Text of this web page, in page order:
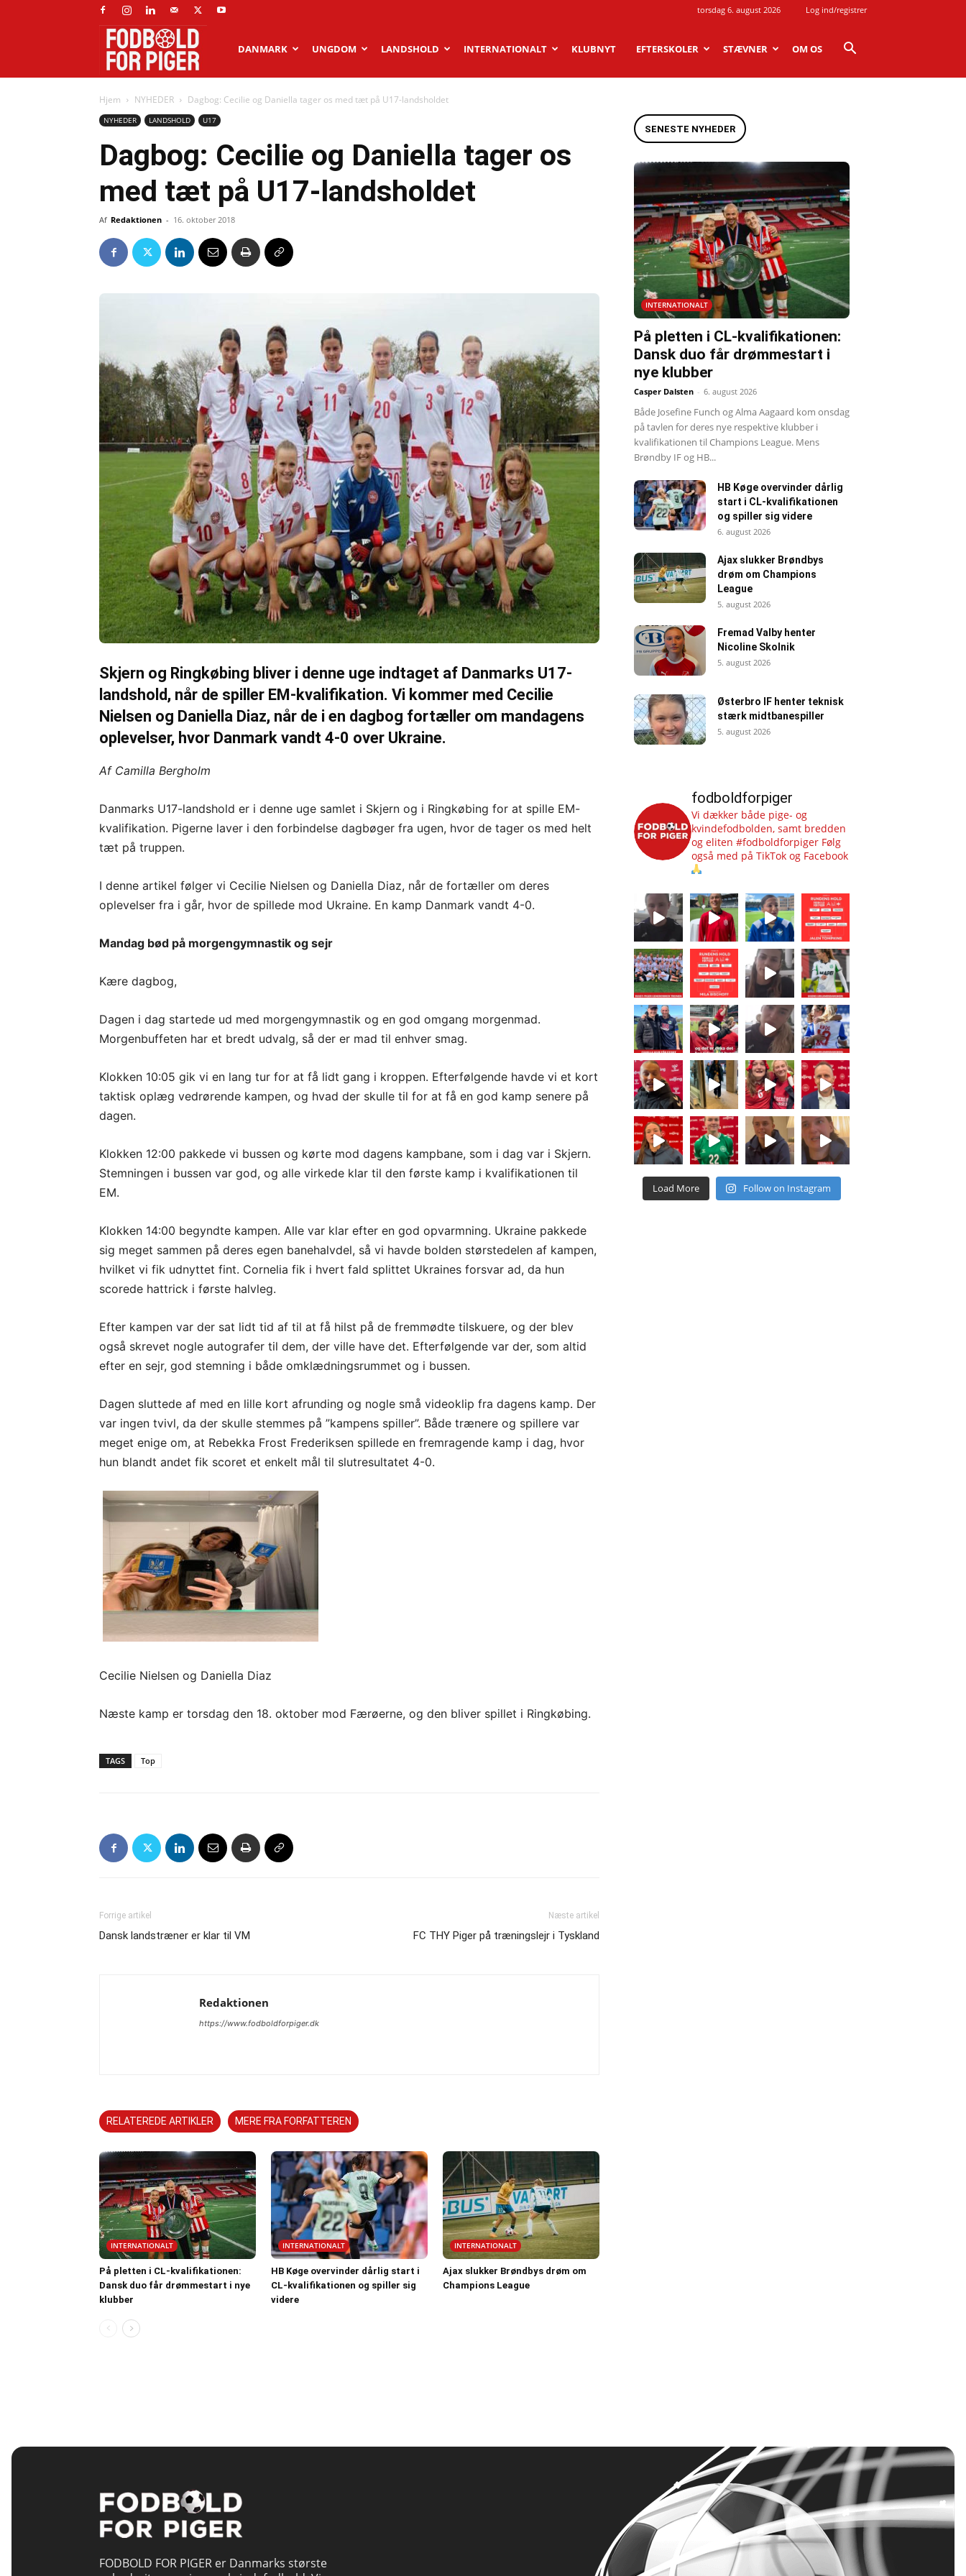
torsdag 6. august 2026 Log ind/registrer
Fodbold
for
piger
DANMARK UNGDOM LANDSHOLD INTERNATIONALT KLUBNYT EFTERSKOLER STÆVNER OM OS
Hjem NYHEDER Dagbog: Cecilie og Daniella tager os med tæt på U17-landsholdet
NYHEDER LANDSHOLD U17
Dagbog: Cecilie og Daniella tager os
med tæt på U17-landsholdet
Af Redaktionen - 16. oktober 2018
Skjern og Ringkøbing bliver i denne uge indtaget af Danmarks U17-
landshold, når de spiller EM-kvalifikation. Vi kommer med Cecilie
Nielsen og Daniella Diaz, når de i en dagbog fortæller om mandagens
oplevelser, hvor Danmark vandt 4-0 over Ukraine.
Af Camilla Bergholm
Danmarks U17-landshold er i denne uge samlet i Skjern og i Ringkøbing for at spille EM-
kvalifikation. Pigerne laver i den forbindelse dagbøger fra ugen, hvor de tager os med helt
tæt på truppen.
I denne artikel følger vi Cecilie Nielsen og Daniella Diaz, når de fortæller om deres
oplevelser fra i går, hvor de spillede mod Ukraine. En kamp Danmark vandt 4-0.
Mandag bød på morgengymnastik og sejr
Kære dagbog,
Dagen i dag startede ud med morgengymnastik og en god omgang morgenmad.
Morgenbuffeten har et bredt udvalg, så der er mad til enhver smag.
Klokken 10:05 gik vi en lang tur for at få lidt gang i kroppen. Efterfølgende havde vi et kort
taktisk oplæg vedrørende kampen, og hvad der skulle til for at få en god kamp senere på
dagen.
Klokken 12:00 pakkede vi bussen og kørte mod dagens kampbane, som i dag var i Skjern.
Stemningen i bussen var god, og alle virkede klar til den første kamp i kvalifikationen til
EM.
Klokken 14:00 begyndte kampen. Alle var klar efter en god opvarmning. Ukraine pakkede
sig meget sammen på deres egen banehalvdel, så vi havde bolden størstedelen af kampen,
hvilket vi fik udnyttet fint. Cornelia fik i hvert fald splittet Ukraines forsvar ad, da hun
scorede hattrick i første halvleg.
Efter kampen var der sat lidt tid af til at få hilst på de fremmødte tilskuere, og der blev
også skrevet nogle autografer til dem, der ville have det. Efterfølgende var der, som altid
efter en sejr, god stemning i både omklædningsrummet og i bussen.
Dagen sluttede af med en lille kort afrunding og nogle små videoklip fra dagens kamp. Der
var ingen tvivl, da der skulle stemmes på ”kampens spiller”. Både trænere og spillere var
meget enige om, at Rebekka Frost Frederiksen spillede en fremragende kamp i dag, hvor
hun blandt andet fik scoret et enkelt mål til slutresultatet 4-0.
Cecilie Nielsen og Daniella Diaz
Næste kamp er torsdag den 18. oktober mod Færøerne, og den bliver spillet i Ringkøbing.
TAGS Top
Forrige artikel
Dansk landstræner er klar til VM
Næste artikel
FC THY Piger på træningslejr i Tyskland
Redaktionen
https://www.fodboldforpiger.dk
RELATEREDE ARTIKLER MERE FRA FORFATTEREN
INTERNATIONALT
På pletten i CL-kvalifikationen:
Dansk duo får drømmestart i nye
klubber
INTERNATIONALT
HB Køge overvinder dårlig start i
CL-kvalifikationen og spiller sig
videre
INTERNATIONALT
Ajax slukker Brøndbys drøm om
Champions League
SENESTE NYHEDER
INTERNATIONALT
På pletten i CL-kvalifikationen:
Dansk duo får drømmestart i
nye klubber
Casper Dalsten - 6. august 2026
Både Josefine Funch og Alma Aagaard kom onsdag
på tavlen for deres nye respektive klubber i
kvalifikationen til Champions League. Mens
Brøndby IF og HB...
HB Køge overvinder dårlig
start i CL-kvalifikationen
og spiller sig videre
6. august 2026
Ajax slukker Brøndbys
drøm om Champions
League
5. august 2026
Fremad Valby henter
Nicoline Skolnik
5. august 2026
Østerbro IF henter teknisk
stærk midtbanespiller
5. august 2026
fodboldforpiger
Vi dækker både pige- og
kvindefodbolden, samt bredden
og eliten #fodboldforpiger Følg
også med på TikTok og Facebook
Load More Follow on Instagram
FODBOLD FOR PIGER er Danmarks største